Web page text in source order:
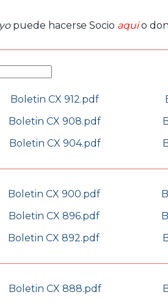
puede hacerse Socio aquio
Boletin CX 912.pdf
Boletin CX 908.pdf
Boletin CX 904.pdf
Boletin CX 900.pdf
Boletin CX 896.pdf
Boletin CX 892.pdf
Boletin CX 888.pdf